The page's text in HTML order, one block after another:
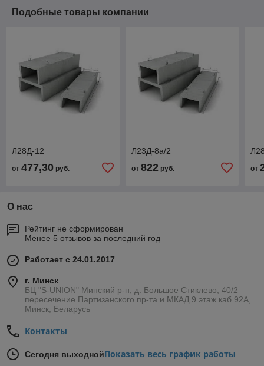
Подобные товары компании
Л28Д-12
от 477,30 руб.
Л23Д-8а/2
от 822руб. от
О нас
Рейтинг не сформирован
Менее 5 отзывов за последний год
Работает с 24.01.2017
г. Минск
БЦ "S-UNION" Минский р-н, д. Большое Стиклево, 40/2
пересечение Партизанского пр-та и МКАД 9 этаж каб 92А,
Минск, Беларусь
Контакты
Сегодня выходнойПоказать весь график работы